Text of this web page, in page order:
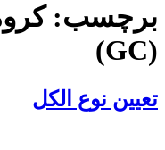
برچسب:
(GC)
تعیین نوع الکل